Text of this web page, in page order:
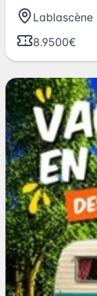
Lablascène
8.9500€